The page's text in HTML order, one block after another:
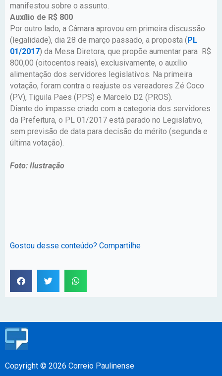
manifestou sobre o assunto.
Auxílio de R$ 800
Por outro lado, a Câmara aprovou em primeira discussão
(legalidade), dia 28 de março passado, a proposta (PL
01/2017) da Mesa Diretora, que propõe aumentar para R$
800,00 (oitocentos reais), exclusivamente, o auxílio
alimentação dos servidores legislativos. Na primeira
votação, foram contra o reajuste os vereadores Zé Coco
(PV), Tiguila Paes (PPS) e Marcelo D2 (PROS).
Diante do impasse criado com a categoria dos servidores
da Prefeitura, o PL 01/2017 está parado no Legislativo,
sem previsão de data para decisão do mérito (segunda e
última votação).
Foto: Ilustração
Gostou desse conteúdo? Compartilhe
Copyright © 2026 Correio Paulinense